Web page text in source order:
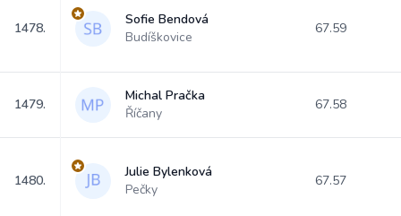
1478.
Sofie Bendová
Budíškovice
67.59
1479.
Michal Pračka
Říčany
67.58
1480.
Julie Bylenková
Pečky
67.57